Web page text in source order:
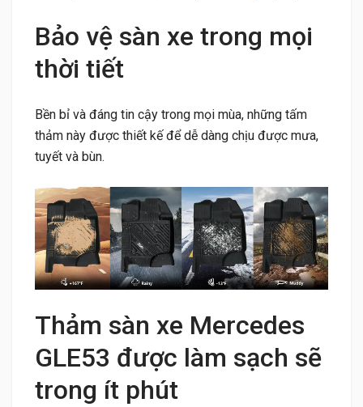
Bảo vệ sàn xe trong mọi
thời tiết
Bền bỉ và đáng tin cậy trong mọi mùa, những tấm
thảm này được thiết kế để dễ dàng chịu được mưa,
tuyết và bùn.
Thảm sàn xe Mercedes
GLE53 được làm sạch sẽ
trong ít phút